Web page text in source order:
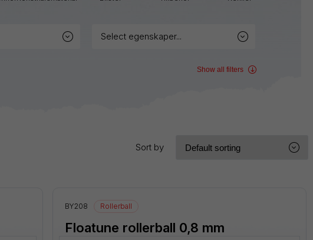
Pen
select egenskaper...
Show all filters
Sort by
BY208 Rollerball
Floatune rollerball 0,8 mm